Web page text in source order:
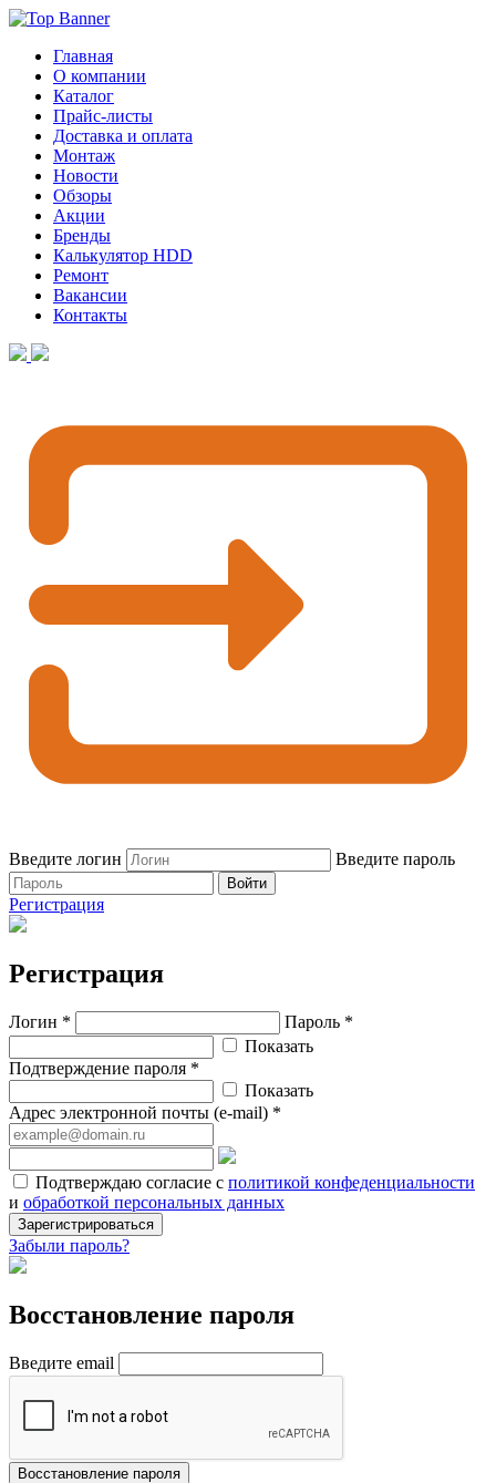
Главная
О компании
Каталог
Прайс-листы
Доставка и оплата
Монтаж
Новости
Обзоры
Акции
Бренды
Калькулятор HDD
Ремонт
Вакансии
Контакты
Введите логин Введите пароль
Войти
Регистрация
Регистрация
Логин *
Пароль *
Показать
Подтверждение пароля *
Показать
Адрес электронной почты (e-mail) *
Подтверждаю согласие с политикой конфеденциальности
и обработкой персональных данных
Зарегистрироваться
Забыли пароль?
Восстановление пароля
Введите email
Восстановление пароля